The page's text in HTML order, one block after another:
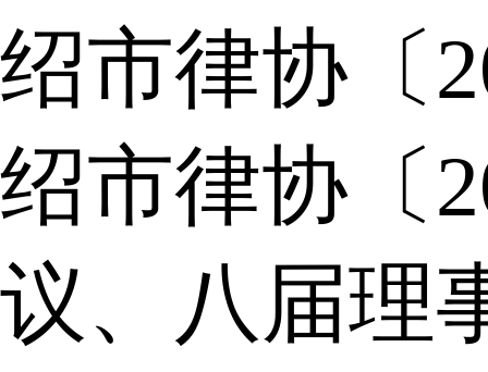
绍市律协〔
绍市律协〔
议、八届理